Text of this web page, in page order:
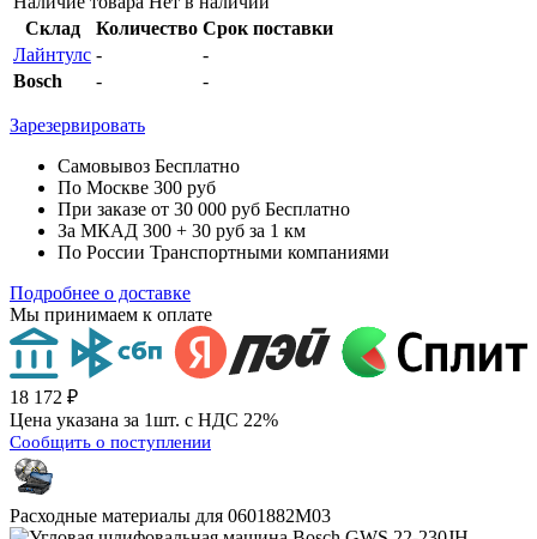
Склад
Количество Срок поставки
Лайнтулс -
-
Bosch
- -
Зарезервировать
Самовывоз Бесплатно
По Москве 300 руб
При заказе от 30 000 руб Бесплатно
За МКАД 300 + 30 руб за 1 км
По России Транспортными компаниями
Подробнее о доставке
Мы принимаем к оплате
18 172 ₽
Цена указана за 1шт. с НДС 22%
Сообщить о поступлении
Расходные материалы для 0601882M03